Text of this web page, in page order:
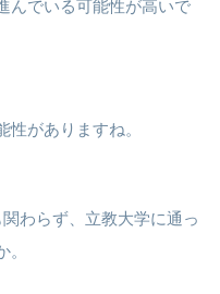
んでいる可能性が高いで
がありますね。
わらず、立教大学に通っ